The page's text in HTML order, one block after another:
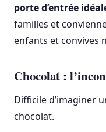
porte d’entrée
familles et
enfants et convives
Chocolat :
Difficile d’imaginer
chocolat.